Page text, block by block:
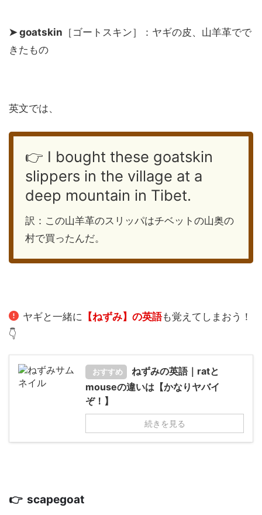
➤ goatskin ［ゴートスキン］：ヤギの皮、山羊革でで
きたもの
英文では、
👉 I bought these goatskin
slippers in the village at a
deep mountain in Tibet.
訳：この山羊革のスリッパはチベットの山奥の
村で買ったんだ。
ヤギと一緒に 【ねずみ】の英語も覚えてしまおう！
👇
おすすめ
ねずみの英語｜ratと
mouseの違いは【かなりヤバイ
ぞ！】
続きを見る
👉 scapegoat